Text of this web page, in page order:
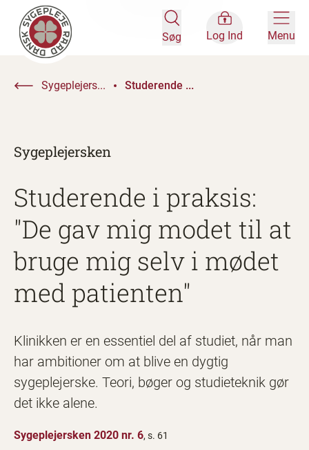
Søg Log Ind Menu
Sygeplejers... Studerende ...
Sygeplejersken
Studerende i praksis:
"De gav mig modet til at
bruge mig selv i mødet
med patienten"
Klinikken er en essentiel del af studiet, når man
har ambitioner om at blive en dygtig
sygeplejerske. Teori, bøger og studieteknik gør
det ikke alene.
Sygeplejersken 2020 nr. 6, s. 61